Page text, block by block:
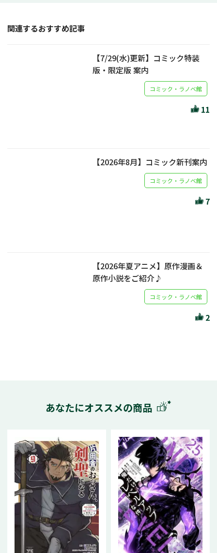
関連するおすすめ記事
【7/29(水)更新】コミック特装
版・限定版 案内
コミック・ラノベ館
11
【2026年8月】コミック新刊案内
コミック・ラノベ館
7
【2026年夏アニメ】原作漫画＆
原作小説をご紹介♪
コミック・ラノベ館
2
あなたにオススメの商品